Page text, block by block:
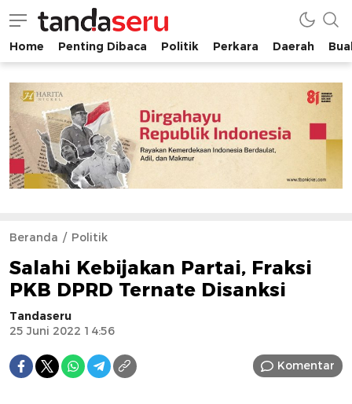
tandaseru.com | Penting Dibaca
tandaseru.com
Home Penting Dibaca Politik Perkara Daerah
Beranda Politik
Salahi Kebijakan Partai, Fraksi
PKB DPRD Ternate Disanksi
Tandaseru
25 Juni 2022 14:56
Komentar